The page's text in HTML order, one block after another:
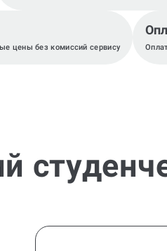
цены без комиссий сервису